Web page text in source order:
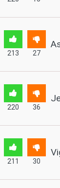
213 27
220 36
211 30